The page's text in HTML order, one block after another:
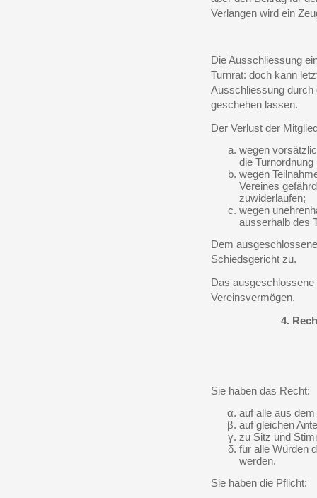
Verlangen wird ein
Die Ausschliessung
Turnrat: doch kann
Ausschliessung
geschehen lassen.
Der Verlust der
wegen
die
wegen
Vereines
zuwiderlaufen;
wegen
ausserhalb des
Dem
Schiedsgericht zu.
Das
Vereinsvermögen.
4.
Sie haben das Recht:
auf alle aus
auf gleichen
zu Sitz und
für alle Würden
werden.
Sie haben die Pflicht: